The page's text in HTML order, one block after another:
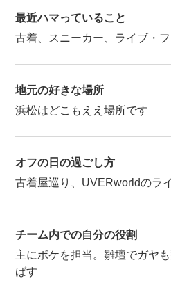
最近ハマっていること
古着、スニーカー、ライブ・
地元の好きな場所
浜松はどこもええ場所です
オフの日の過ごし方
古着屋巡り、UVERworldのラ
チーム内での自分の役割
主にボケを担当。雛壇でガヤ
ばす